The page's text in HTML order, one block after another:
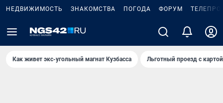
НЕДВИЖИМОСТЬ ЗНАКОМСТВА ПОГОДА ФОРУМ
Как живет экс-угольный магнат Кузбасса Льготный проезд с